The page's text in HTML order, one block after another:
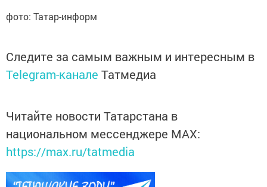
фото: Татар-информ
Следите за самым важным и интересным в
Telegram-канале Татмедиа
Читайте новости Татарстана в
национальном мессенджере MАХ:
https://max.ru/tatmedia